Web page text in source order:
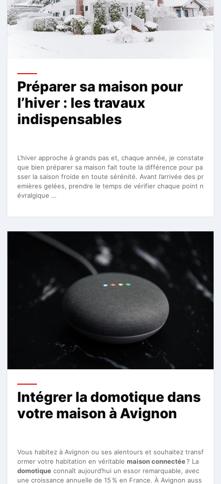
Préparer sa maison pour
l’hiver : les travaux
indispensables
L’hiver approche à grands pas et, chaque année, je constate
que bien préparer sa maison fait toute la différence pour pa
sser la saison froide en toute sérénité. Avant l’arrivée des pr
emières gelées, prendre le temps de vérifier chaque point n
évralgique …
Intégrer la domotique dans
votre maison à Avignon
Vous habitez à Avignon ou ses alentours et souhaitez transf
ormer votre habitation en véritable maison connectée? La
domotique connaît aujourd’hui un essor remarquable, avec
une croissance annuelle de 15 % en France. À Avignon auss